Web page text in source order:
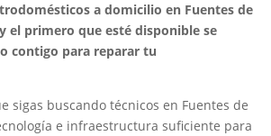
a domicilio en Fuentes de
el primero que esté disponible se
contigo para reparar tu
sigas buscando técnicos en Fuentes de
e infraestructura suficiente para